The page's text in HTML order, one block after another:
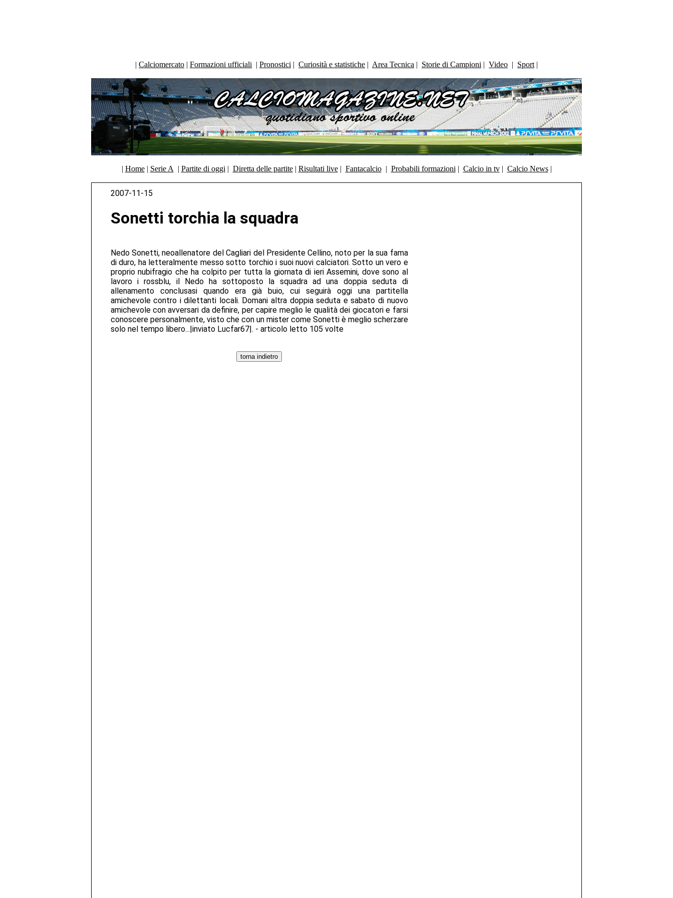
| Calciomercato | Formazioni ufficiali | Pronostici | Curiosità e statistiche | Area Tecnica | Storie di Campioni | Video | Sport |
| Home| Serie A | Partite di oggi | Diretta delle partite| Risultati live| Fantacalcio| Probabili formazioni | Calcio in tv| Calcio News|
2007-11-15
Sonetti torchia la squadra
Nedo Sonetti, neoallenatore del Cagliari del Presidente Cellino, noto per la sua fama
di duro, ha letteralmente messo sotto torchio i suoi nuovi calciatori. Sotto un vero e
proprio nubifragio che ha colpito per tutta la giornata di ieri Assemini, dove sono al
lavoro i rossblu, il Nedo ha sottoposto la squadra ad una doppia seduta di
allenamento conclusasi quando era già buio, cui seguirà oggi una partitella
amichevole contro i dilettanti locali. Domani altra doppia seduta e sabato di nuovo
amichevole con avversari da definire, per capire meglio le qualità dei giocatori e farsi
conoscere personalmente, visto che con un mister come Sonetti è meglio scherzare
solo nel tempo libero...|inviato Lucfar67|. - articolo letto 105 volte